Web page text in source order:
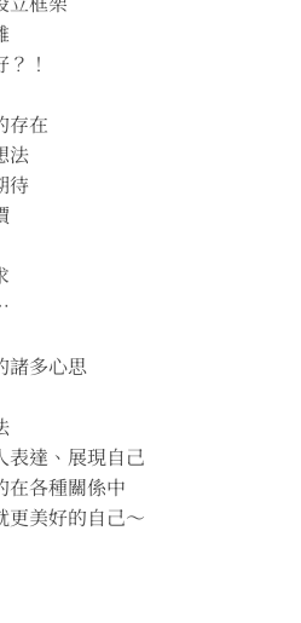
！
存在
法
待
諸多心思
表達、展現自己
在各種關係中
更美好的自己～